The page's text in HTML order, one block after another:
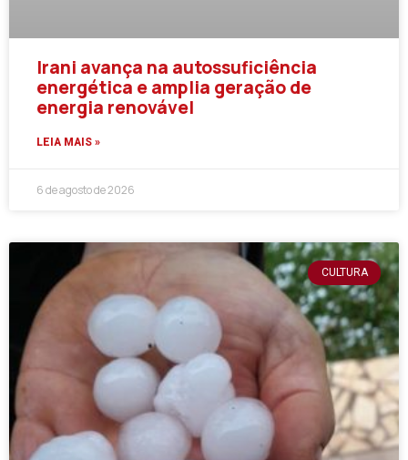
Irani avança na autossuficiência
energética e amplia geração de
energia renovável
LEIA MAIS »
6 de agosto de 2026
CULTURA